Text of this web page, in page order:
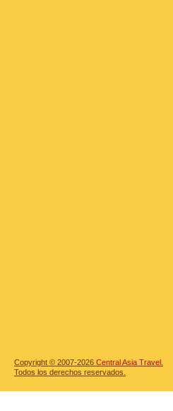
Copyright © 2007-2026 Central Asia Travel.
Todos los derechos reservados.